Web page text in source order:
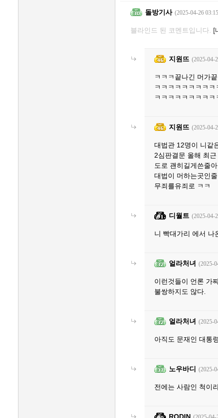
돌방기사 (2025-04-26
블라인드 된 코멘트입니다. [
지원뜨 (2025-04-
ㅋㅋㅋ끝나긴 머가
ㅋㅋㅋㅋㅋㅋㅋㅋ
ㅋㅋㅋㅋㅋㅋㅋㅋ
지원뜨 (2025-04-
대법관 12명이 니같
2심판결문 올해 최
도로 괜히길게쓴줄
대법이 머하는곳인
무죄를유죄로 ㅋㅋ
디월트 (2025-04-
니 빡대가리 에서 나
얼라처녀 (2025-
이런것들이 언론 가
불쌍하지도 않다.
얼라처녀 (2025-
아직도 문재인 대통
노우바디 (2025-
전에는 사람인 척이